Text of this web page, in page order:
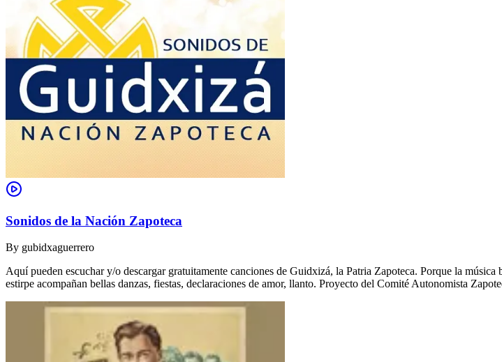
Sonidos de la Nación Zapoteca
By gubidxaguerrero
Aquí pueden escuchar y/o descargar gratuitamente canciones de Guidxizá, la Patria Zapoteca. Porque la
estirpe acompañan bellas danzas, fiestas, declaraciones de amor, llanto. Proyecto del Comité Autonomista